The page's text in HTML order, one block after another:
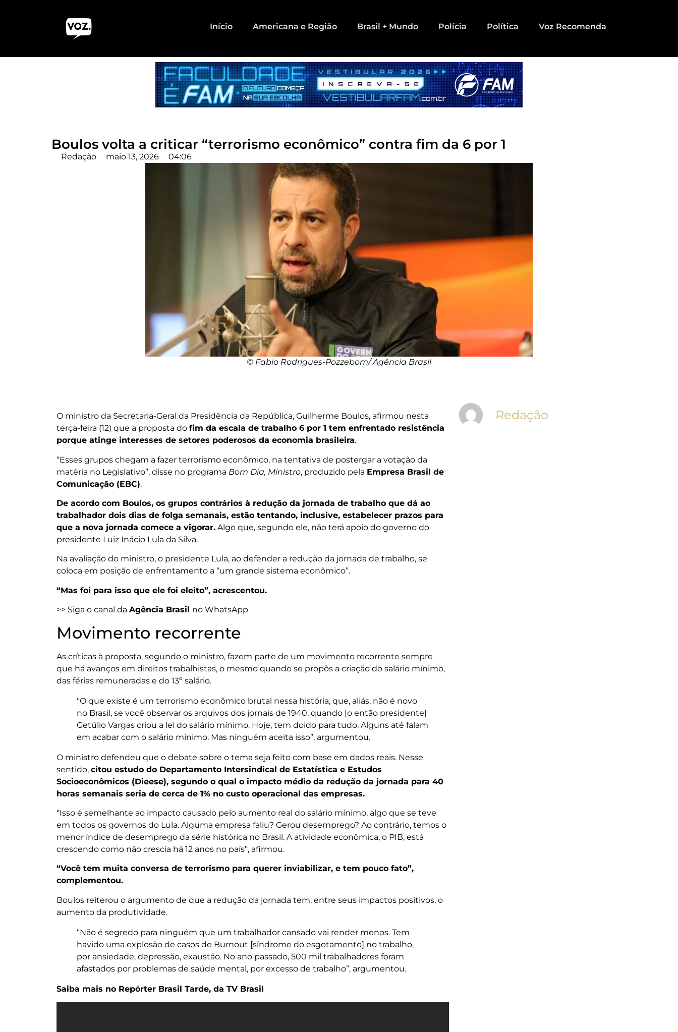
Início Americana e Região Brasil + Mundo Polícia Política Voz Recomenda
Boulos volta a criticar “terrorismo econômico” contra fim da 6 por 1
Redação maio 13, 2026 04:06
© Fabio Rodrigues-Pozzebom/ Agência Brasil
O ministro da Secretaria-Geral da Presidência da República, Guilherme Boulos, afirmou nesta
terça-feira (12) que a proposta do fim da escala de trabalho 6 por 1 tem enfrentado resistência
porque atinge interesses de setores poderosos da economia brasileira.
“Esses grupos chegam a fazer terrorismo econômico, na tentativa de postergar a votação da
matéria no Legislativo”, disse no programa Bom Dia, Ministro, produzido pela Empresa Brasil de
Comunicação (EBC).
De acordo com Boulos, os grupos contrários à redução da jornada de trabalho que dá ao
trabalhador dois dias de folga semanais, estão tentando, inclusive, estabelecer prazos para
que a nova jornada comece a vigorar. Algo que, segundo ele, não terá apoio do governo do
presidente Luiz Inácio Lula da Silva.
Na avaliação do ministro, o presidente Lula, ao defender a redução da jornada de trabalho, se
coloca em posição de enfrentamento a “um grande sistema econômico”.
“Mas foi para isso que ele foi eleito”, acrescentou.
>> Siga o canal da Agência Brasil no WhatsApp
Movimento recorrente
As críticas à proposta, segundo o ministro, fazem parte de um movimento recorrente sempre
que há avanços em direitos trabalhistas, o mesmo quando se propôs a criação do salário mínimo,
das férias remuneradas e do 13º salário.
“O que existe é um terrorismo econômico brutal nessa história, que, aliás, não é novo
no Brasil, se você observar os arquivos dos jornais de 1940, quando [o então presidente]
Getúlio Vargas criou a lei do salário mínimo. Hoje, tem doido para tudo. Alguns até falam
em acabar com o salário mínimo. Mas ninguém aceita isso”, argumentou.
O ministro defendeu que o debate sobre o tema seja feito com base em dados reais. Nesse
sentido, citou estudo do Departamento Intersindical de Estatística e Estudos
Socioeconômicos (Dieese), segundo o qual o impacto médio da redução da jornada para 40
horas semanais seria de cerca de 1% no custo operacional das empresas.
“Isso é semelhante ao impacto causado pelo aumento real do salário mínimo, algo que se teve
em todos os governos do Lula. Alguma empresa faliu? Gerou desemprego? Ao contrário, temos o
menor índice de desemprego da série histórica no Brasil. A atividade econômica, o PIB, está
crescendo como não crescia há 12 anos no país”, afirmou.
“Você tem muita conversa de terrorismo para querer inviabilizar, e tem pouco fato”,
complementou.
Boulos reiterou o argumento de que a redução da jornada tem, entre seus impactos positivos, o
aumento da produtividade.
“Não é segredo para ninguém que um trabalhador cansado vai render menos. Tem
havido uma explosão de casos de Burnout [síndrome do esgotamento] no trabalho,
por ansiedade, depressão, exaustão. No ano passado, 500 mil trabalhadores foram
afastados por problemas de saúde mental, por excesso de trabalho”, argumentou.
Saiba mais no Repórter Brasil Tarde, da TV Brasil
Redação